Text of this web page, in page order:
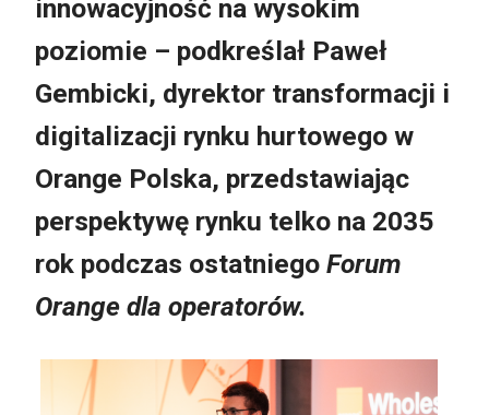
innowacyjność na wysokim
poziomie – podkreślał Paweł
Gembicki, dyrektor transformacji i
digitalizacji rynku hurtowego w
Orange Polska, przedstawiając
perspektywę rynku telko na 2035
rok podczas ostatniego Forum
Orange dla operatorów.